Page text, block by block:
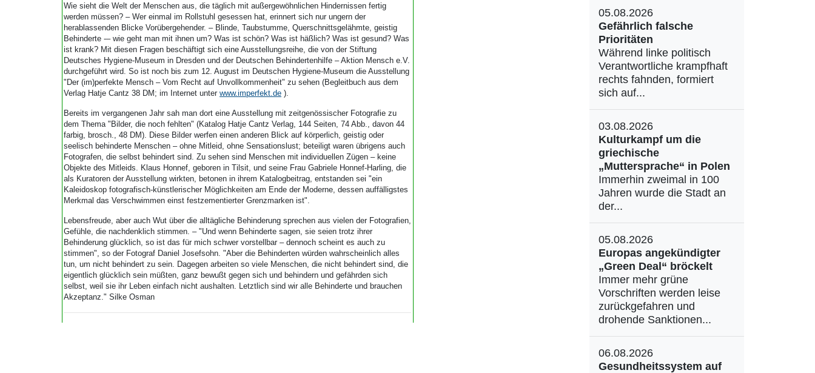
Wie sieht die Welt der Menschen aus, die täglich mit außergewöhnlichen Hindernissen fertig
werden müssen? – Wer einmal im Rollstuhl gesessen hat, erinnert sich nur ungern der
herablassenden Blicke Vorübergehender. – Blinde, Taubstumme, Querschnittsgelähmte, geistig
Behinderte -– wie geht man mit ihnen um? Was ist schön? Was ist häßlich? Was ist gesund? Was
ist krank? Mit diesen Fragen beschäftigt sich eine Ausstellungsreihe, die von der Stiftung
Deutsches Hygiene-Museum in Dresden und der Deutschen Behindertenhilfe – Aktion Mensch e.V.
durchgeführt wird. So ist noch bis zum 12. August im Deutschen Hygiene-Museum die Ausstellung
"Der (im)perfekte Mensch – Vom Recht auf Unvollkommenheit" zu sehen (Begleitbuch aus dem
Verlag Hatje Cantz 38 DM; im Internet unter www.imperfekt.de ).
Bereits im vergangenen Jahr sah man dort eine Ausstellung mit zeitgenössischer Fotografie zu
dem Thema "Bilder, die noch fehlten" (Katalog Hatje Cantz Verlag, 144 Seiten, 74 Abb., davon 44
farbig, brosch., 48 DM). Diese Bilder werfen einen anderen Blick auf körperlich, geistig oder
seelisch behinderte Menschen – ohne Mitleid, ohne Sensationslust; beteiligt waren übrigens auch
Fotografen, die selbst behindert sind. Zu sehen sind Menschen mit individuellen Zügen – keine
Objekte des Mitleids. Klaus Honnef, geboren in Tilsit, und seine Frau Gabriele Honnef-Harling, die
als Kuratoren der Ausstellung wirkten, betonen in ihrem Katalogbeitrag, entstanden sei "ein
Kaleidoskop fotografisch-künstlerischer Möglichkeiten am Ende der Moderne, dessen auffälligstes
Merkmal das Verschwimmen einst festzementierter Grenzmarken ist".
Lebensfreude, aber auch Wut über die alltägliche Behinderung sprechen aus vielen der Fotografien,
Gefühle, die nachdenklich stimmen. – "Und wenn Behinderte sagen, sie seien trotz ihrer
Behinderung glücklich, so ist das für mich schwer vorstellbar – dennoch scheint es auch zu
stimmen", so der Fotograf Daniel Josefsohn. "Aber die Behinderten würden wahrscheinlich alles
tun, um nicht behindert zu sein. Dagegen arbeiten so viele Menschen, die nicht behindert sind, die
eigentlich glücklich sein müßten, ganz bewußt gegen sich und behindern und gefährden sich
selbst, weil sie ihr Leben einfach nicht aushalten. Letztlich sind wir alle Behinderte und brauchen
Akzeptanz." Silke Osman
05.08.2026
Gefährlich falsche
Prioritäten
Während linke politisch
Verantwortliche krampfhaft
rechts fahnden, formiert
sich auf...
03.08.2026
Kulturkampf um die
griechische
„Muttersprache“ in Polen
Immerhin zweimal in 100
Jahren wurde die Stadt an
der...
05.08.2026
Europas angekündigter
„Green Deal“ bröckelt
Immer mehr grüne
Vorschriften werden leise
zurückgefahren und
drohende Sanktionen...
06.08.2026
Gesundheitssystem auf